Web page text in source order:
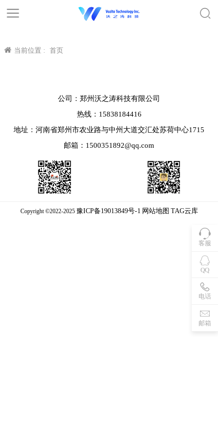
当前位置 : 首页
客服
QQ
电话
邮箱
公司：郑州沃之涛科技有限公司
热线：15838184416
地址：河南省郑州市农业路与中州大道交汇处苏荷中心1715
邮箱：1500351892@qq.com
Copyright ©2022-2025 豫ICP备19013849号-1 网站地图 TAG云库